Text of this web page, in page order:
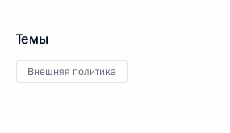
Темы
Внешняя политика